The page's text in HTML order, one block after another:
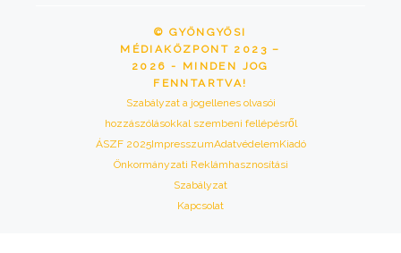
© GYÖNGYÖSI
MÉDIAKÖZPONT 2023 –
2026 - MINDEN JOG
FENNTARTVA!
Szabályzat a jogellenes olvasói
hozzászólásokkal szembeni fellépésről
ÁSZF 2025ImpresszumAdatvédelemKiadó
Önkormányzati Reklámhasznosítási
Szabályzat
Kapcsolat